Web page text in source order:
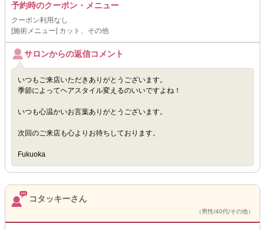
予約時のクーポン・メニュー
クーポン利用なし
[施術メニュー] カット、その他
サロンからの返信コメント
いつもご来店いただきありがとうございます。
季節によってヘアスタイル変えるのいいですよね！
いつも心温かいお言葉ありがとうございます。
次回のご来店も心よりお待ちしております。
Fukuoka
コタッキーさん
（男性/40代/その他）